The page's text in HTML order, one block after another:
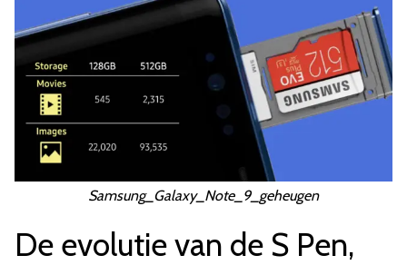
Samsung_Galaxy_Note_9_geheugen
De evolutie van de S Pen,